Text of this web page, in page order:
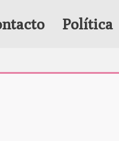
Política